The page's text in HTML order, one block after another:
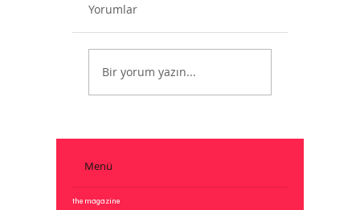
MTV Artık Yok
Yorumlar
Bir yorum yazın...
Menü
the magazine